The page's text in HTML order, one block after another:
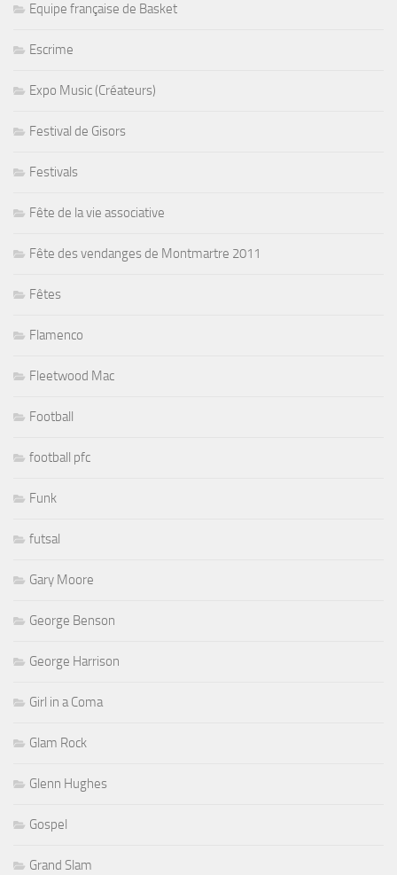
Equipe française de Basket
Escrime
Expo Music (Créateurs)
Festival de Gisors
Festivals
Fête de la vie associative
Fête des vendanges de Montmartre 2011
Fêtes
Flamenco
Fleetwood Mac
Football
football pfc
Funk
futsal
Gary Moore
George Benson
George Harrison
Girl in a Coma
Glam Rock
Glenn Hughes
Gospel
Grand Slam